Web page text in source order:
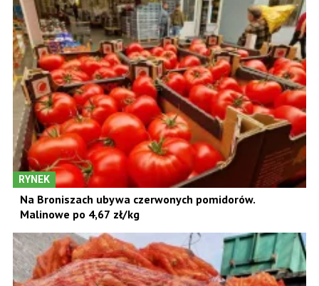
RYNEK
Na Broniszach ubywa czerwonych pomidorów.
Malinowe po 4,67 zł/kg